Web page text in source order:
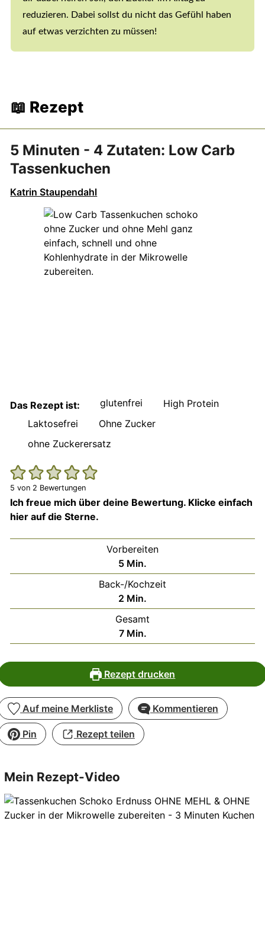
reduzieren. Dabei sollst du nicht das Gefühl haben
auf etwas verzichten zu müssen!
📖 Rezept
5 Minuten - 4 Zutaten: Low Carb
Tassenkuchen
Katrin Staupendahl
Das Rezept ist: glutenfrei
High Protein
Laktosefrei
Ohne Zucker
ohne Zuckerersatz
5 von 2 Bewertungen
Ich freue mich über deine Bewertung. Klicke einfach
hier auf die Sterne.
Vorbereiten
5Minuten
Min.
Back-/Kochzeit
2 Minuten
Min.
Gesamt
7Minuten
Min.
Rezept drucken
Auf meine Merkliste Kommentieren
Pin Rezept teilen
Mein Rezept-Video